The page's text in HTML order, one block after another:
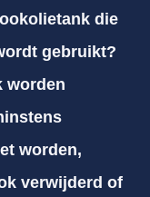
die
gebruikt?
worden
worden,
verwijderd of